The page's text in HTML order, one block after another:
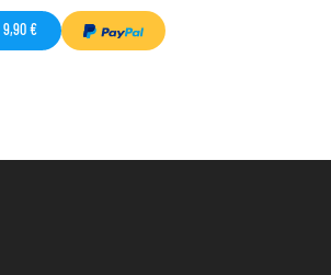
9,90 €